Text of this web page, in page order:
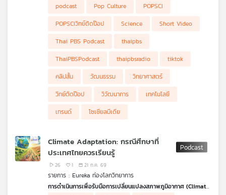
"คลิปสั้น" ที่ยึดครองโลกโซเชียลในปัจจุบัน เจาะลึกวิวัฒนาการตั้งแต่
ยุคพาดหัวหนังสือพิมพ์ หนังเงียบ 1 นาที สู่ยุคทองของ TikTok และ
YouTube Shorts พร้อมไขความลับทางวิทยาศาสตร์สมองและข้อ
ควรระวังในยุคสมาธิสั้นที่สื่อต้องเอาชนะความเบื่อให้ได้ใน 3 วินาทีแรก
podcast Pop Culture
POPSCI
POPSCIวิทย์ติดป๊อป
Science
Short Video
Thai PBS Podcast
thaipbs
ThaiPBSPodcast
thaipbsradio
tiktok
คลิปสั้น
วัฒนธรรม
วิทยาศาสตร์
วิทย์ติดป๊อป
วิวัฒนาการ
เทคโนโลยี
เทรนด์
โซเชียลมีเดีย
Climate Adaptation: กรณีศึกษาที่
ประเทศไทยควรเรียนรู้
26 1 21 ก.ค. 69
รายการ : Eureka ท่องโลกวิทยาการ
การดำเนินการเพื่อรับมือการเปลี่ยนแปลงสภาพภูมิอากาศ (Climate